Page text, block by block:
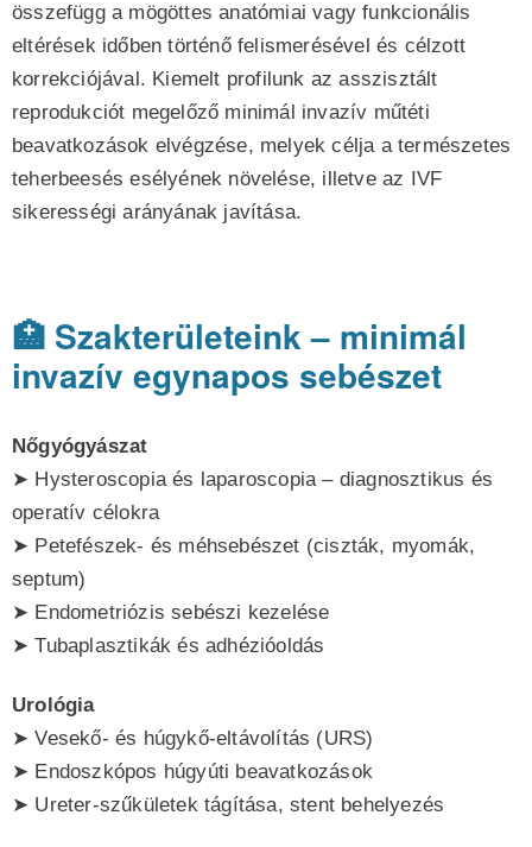
összefügg a mögöttes anatómiai vagy funkcionális
eltérések időben történő felismerésével és célzott
korrekciójával. Kiemelt profilunk az asszisztált
reprodukciót megelőző minimál invazív műtéti
beavatkozások elvégzése, melyek célja a természetes
teherbeesés esélyének növelése, illetve az IVF
sikerességi arányának javítása.
🏥 Szakterületeink – minimál
invazív egynapos sebészet
Nőgyógyászat
➤ Hysteroscopia és laparoscopia – diagnosztikus és
operatív célokra
➤ Petefészek- és méhsebészet (ciszták, myomák,
septum)
➤ Endometriózis sebészi kezelése
➤ Tubaplasztikák és adhézióoldás
Urológia
➤ Vesekő- és húgykő-eltávolítás (URS)
➤ Endoszkópos húgyúti beavatkozások
➤ Ureter-szűkületek tágítása, stent behelyezés